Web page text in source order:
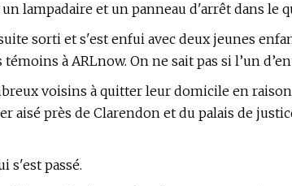
lampadaire et un panneau d'arrêt dans le
sorti et s'est enfui avec deux jeunes
à ARLnow. On ne sait pas si l’un
voisins à quitter leur domicile en
aisé près de Clarendon et du palais de
s'est passé.